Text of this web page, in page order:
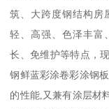
筑、大跨度钢结构房
轻、高强、色泽丰富
长、免维护等特点，
钢鲜蓝彩涂卷彩涂钢
的性能,又兼有涂层材